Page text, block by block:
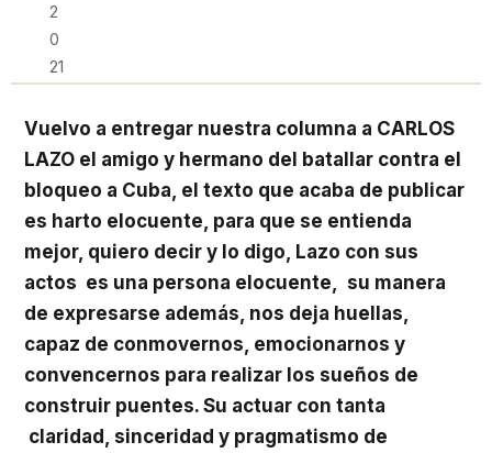
2
0
21
Vuelvo a entregar nuestra columna a CARLOS
LAZO el amigo y hermano del batallar contra el
bloqueo a Cuba, el texto que acaba de publicar
es harto elocuente, para que se entienda
mejor, quiero decir y lo digo, Lazo con sus
actos es una persona elocuente, su manera
de expresarse además, nos deja huellas,
capaz de conmovernos, emocionarnos y
convencernos para realizar los sueños de
construir puentes. Su actuar con tanta
claridad, sinceridad y pragmatismo de